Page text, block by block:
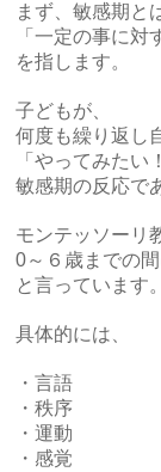
まず、敏感期と
「一定の事に対
を指します。
子どもが、
何度も繰り返し
「やってみたい
敏感期の反応で
モンテッソーリ
0～６歳までの
と言っています。
具体的には、
・言語
・秩序
・運動
・感覚